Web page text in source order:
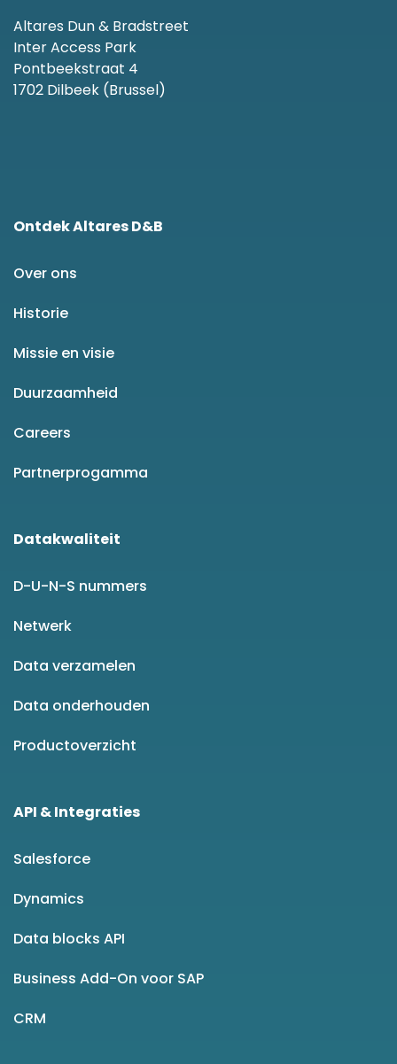
Altares Dun & Bradstreet
Inter Access Park
Pontbeekstraat 4
1702 Dilbeek (Brussel)
Ontdek Altares D&B
Over ons
Historie
Missie en visie
Duurzaamheid
Careers
Partnerprogamma
Datakwaliteit
D-U-N-S nummers
Netwerk
Data verzamelen
Data onderhouden
Productoverzicht
API & Integraties
Salesforce
Dynamics
Data blocks API
Business Add-On voor SAP
CRM